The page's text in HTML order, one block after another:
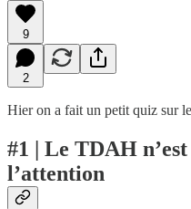
9
2
Hier on a fait un petit quiz sur
#1 | Le TDAH
l’attention